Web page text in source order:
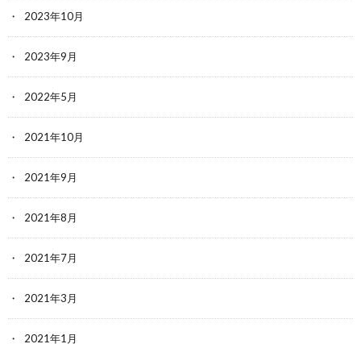
2023年10月
2023年9月
2022年5月
2021年10月
2021年9月
2021年8月
2021年7月
2021年3月
2021年1月